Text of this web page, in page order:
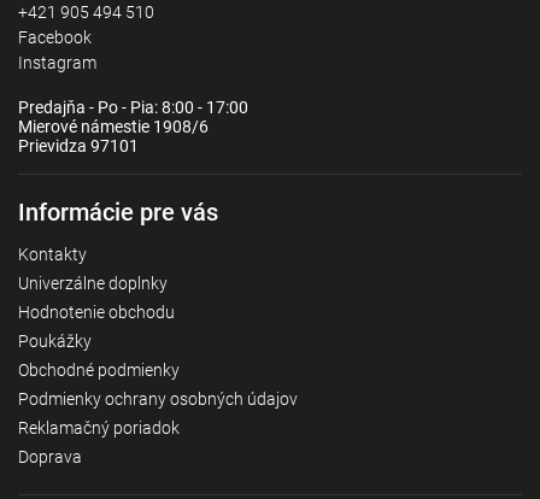
+421 905 494 510
Facebook
Instagram
Predajňa - Po - Pia: 8:00 - 17:00
Mierové námestie 1908/6
Prievidza 97101
Informácie pre vás
Kontakty
Univerzálne doplnky
Hodnotenie obchodu
Poukážky
Obchodné podmienky
Podmienky ochrany osobných údajov
Reklamačný poriadok
Doprava